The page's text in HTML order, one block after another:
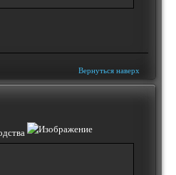
Вернуться наверх